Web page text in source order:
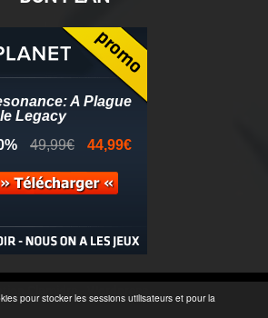
pour stocker les sessions utilisateurs et pour la